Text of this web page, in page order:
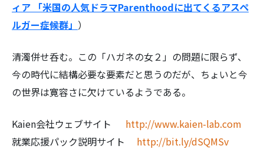
ィア 「米国の人気ドラマParenthoodに出てくるアスペ
ルガー症候群」 ）
清濁併せ呑む。この「ハガネの女２」の問題に限らず、
今の時代に結構必要な要素だと思うのだが、ちょいと今
の世界は寛容さに欠けているようである。
Kaien会社ウェブサイト http://www.kaien-lab.com
就業応援パック説明サイト http://bit.ly/dSQMSv